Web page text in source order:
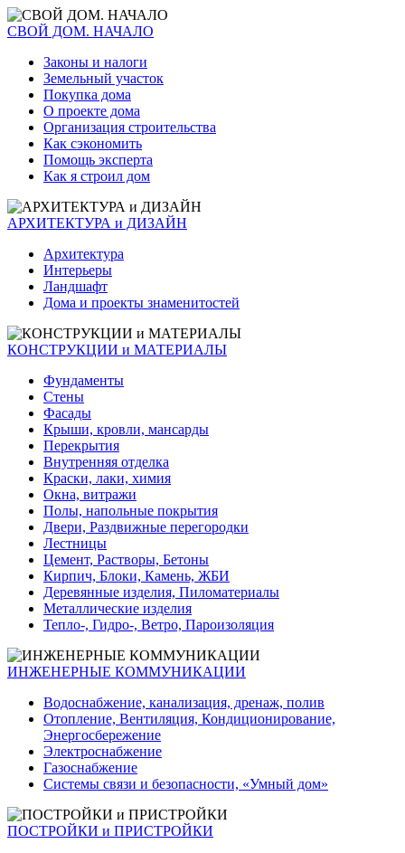
СВОЙ ДОМ. НАЧАЛО
Законы и налоги
Земельный участок
Покупка дома
О проекте дома
Организация строительства
Как сэкономить
Помощь эксперта
Как я строил дом
АРХИТЕКТУРА и ДИЗАЙН
Архитектура
Интерьеры
Ландшафт
Дома и проекты знаменитостей
КОНСТРУКЦИИ и МАТЕРИАЛЫ
Фундаменты
Стены
Фасады
Крыши, кровли, мансарды
Перекрытия
Внутренняя отделка
Краски, лаки, химия
Окна, витражи
Полы, напольные покрытия
Двери, Раздвижные перегородки
Лестницы
Цемент, Растворы, Бетоны
Кирпич, Блоки, Камень, ЖБИ
Деревянные изделия, Пиломатериалы
Металлические изделия
Тепло-, Гидро-, Ветро, Пароизоляция
ИНЖЕНЕРНЫЕ КОММУНИКАЦИИ
Водоснабжение, канализация, дренаж, полив
Отопление, Вентиляция, Кондиционирование,
Энергосбережение
Электроснабжение
Газоснабжение
Системы связи и безопасности, «Умный дом»
ПОСТРОЙКИ и ПРИСТРОЙКИ